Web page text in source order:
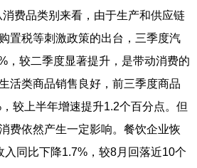
费品类别来看，由于生产和供应链
置税等刺激政策的出台，三季度汽
，较二季度显著提升，是带动消费的
活类商品销售良好，前三季度商品
较上半年增速提升1.2个百分点。但
费依然产生一定影响。餐饮企业恢
同比下降1.7%，较8月回落近10个